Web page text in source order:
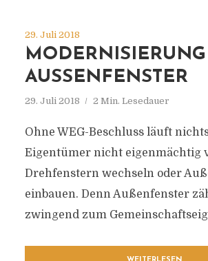
29. Juli 2018
AUSSENFENSTER
29. Juli 2018 2 Min. Lesedauer
Ohne WEG-Beschluss läuft
Eigentümer nicht eigenmächtig
Drehfenstern wechseln oder
einbauen. Denn Außenfenster
zwingend zum